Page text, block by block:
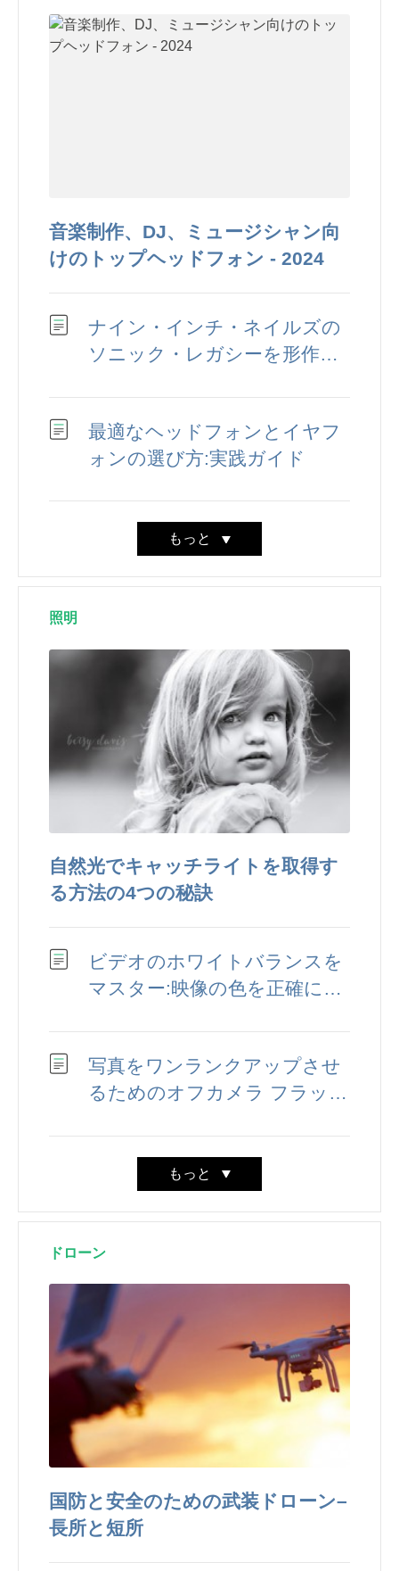
音楽制作、DJ、ミュージシャン向
けのトップヘッドフォン - 2024
ナイン・インチ・ネイルズの
ソニック・レガシーを形作る
最適なヘッドフォンとイヤフ
ォンの選び方:実践ガイド
もっと
照明
自然光でキャッチライトを取得す
る方法の4つの秘訣
ビデオのホワイトバランスを
マスター:映像の色を正確に保
写真をワンランクアップさせ
るためのオフカメラ フラッシ
もっと
ドローン
国防と安全のための武装ドローン–
長所と短所